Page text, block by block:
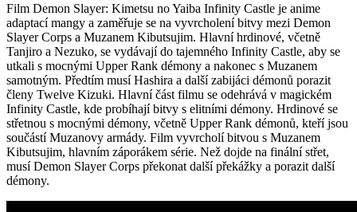
Film Demon Slayer: Kimetsu no Yaiba Infinity Castle je anime
adaptací mangy a zaměřuje se na vyvrcholení bitvy mezi Demon
Slayer Corps a Muzanem Kibutsujim. Hlavní hrdinové, včetně
Tanjiro a Nezuko, se vydávají do tajemného Infinity Castle, aby se
utkali s mocnými Upper Rank démony a nakonec s Muzanem
samotným. Předtím musí Hashira a další zabijáci démonů porazit
členy Twelve Kizuki. Hlavní část filmu se odehrává v magickém
Infinity Castle, kde probíhají bitvy s elitními démony. Hrdinové se
střetnou s mocnými démony, včetně Upper Rank démonů, kteří jsou
součástí Muzanovy armády. Film vyvrcholí bitvou s Muzanem
Kibutsujim, hlavním záporákem série. Než dojde na finální střet,
musí Demon Slayer Corps překonat další překážky a porazit další
démony.